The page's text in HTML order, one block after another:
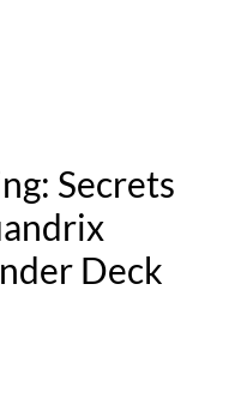
Secrets
Deck